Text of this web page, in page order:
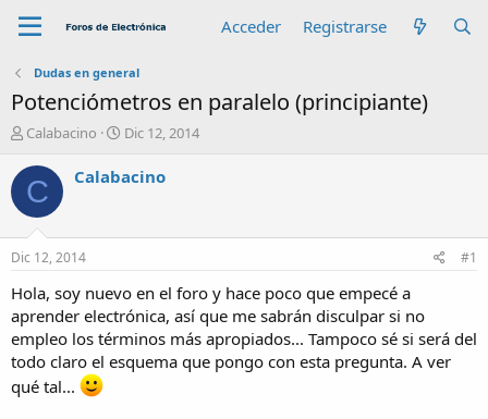
Acceder Registrarse
Dudas en general
Potenciómetros en paralelo (principiante)
A
t
o
r
Calabacino
F
c
n
c
i
o
Dic 12, 2014
C Calabacino
Dic 12, 2014 #1
Hola, soy nuevo en el foro y hace poco que empecé a
aprender electrónica, así que me sabrán disculpar si no
empleo los términos más apropiados... Tampoco sé si será del
todo claro el esquema que pongo con esta pregunta. A ver
qué tal...